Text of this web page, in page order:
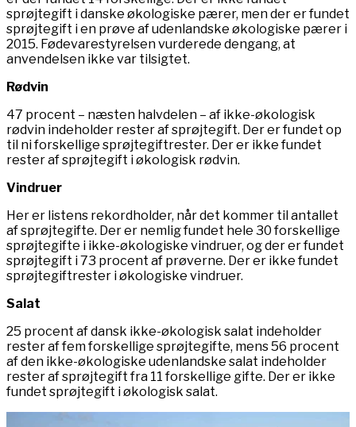
sprøjtegift i danske økologiske pærer, men der er fundet
sprøjtegift i en prøve af udenlandske økologiske pærer i
2015. Fødevarestyrelsen vurderede dengang, at
anvendelsen ikke var tilsigtet.
Rødvin
47 procent – næsten halvdelen – af ikke-økologisk
rødvin indeholder rester af sprøjtegift. Der er fundet op
til ni forskellige sprøjtegiftrester. Der er ikke fundet
rester af sprøjtegift i økologisk rødvin.
Vindruer
Her er listens rekordholder, når det kommer til antallet
af sprøjtegifte. Der er nemlig fundet hele 30 forskellige
sprøjtegifte i ikke-økologiske vindruer, og der er fundet
sprøjtegift i 73 procent af prøverne. Der er ikke fundet
sprøjtegiftrester i økologiske vindruer.
Salat
25 procent af dansk ikke-økologisk salat indeholder
rester af fem forskellige sprøjtegifte, mens 56 procent
af den ikke-økologiske udenlandske salat indeholder
rester af sprøjtegift fra 11 forskellige gifte. Der er ikke
fundet sprøjtegift i økologisk salat.